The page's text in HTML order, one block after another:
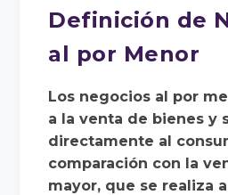
Definición de
al por Menor
Los negocios al por
a la venta de bienes y
directamente al
comparación con la
mayor, que se realiza